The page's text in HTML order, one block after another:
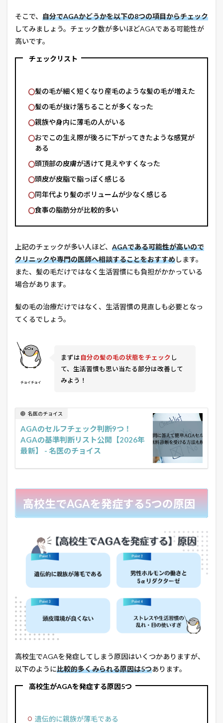
そこで、 自分でAGAかどうかを以下の8つの項目からチェック
してみましょう。チェック数が多いほどAGAである可能性が
高いです。
チェックリスト
髪の毛が細く短くなり産毛のような髪の毛が増えた
髪の毛が抜け落ちることが多くなった
親族や身内に薄毛の人がいる
おでこの生え際が後ろに下がってきたような感覚が
ある
頭頂部の皮膚が透けて見えやすくなった
頭皮が皮脂で脂っぽく感じる
同年代より髪のボリュームが少なく感じる
食事の脂肪分が比較的多い
上記のチェックが多い人ほど、 AGAである可能性が高いので
クリニックや専門の医師へ相談することをおすすめします。
また、髪の毛だけではなく生活習慣にも負担がかかっている
場合があります。
髪の毛の治療だけではなく、生活習慣の見直しも必要となっ
てくるでしょう。
チョイチョイ
まずは 自分の髪の毛の状態をチェック し
て、生活習慣も思い当たる部分は改善して
みよう！
名医のチョイス
AGAのセルフチェック判断9つ！
AGAの基準判断リスト公開【2026年
最新】 - 名医のチョイス
高校生でAGAを発症する5つの原因
高校生でAGAを発症してしまう原因はいくつかありますが、
以下のように比較的多くみられる原因は5つあります。
高校生がAGAを発症する原因5つ
遺伝的に親族が薄毛である